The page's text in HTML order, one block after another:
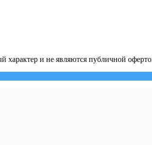
и не являются публичной